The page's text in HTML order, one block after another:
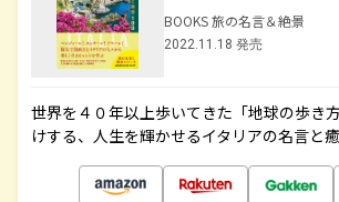
BOOKS 旅の名言＆絶景
2022.11.18 発売
世界を４０年以上歩いてきた「地球の歩き
けする、人生を輝かせるイタリアの名言と